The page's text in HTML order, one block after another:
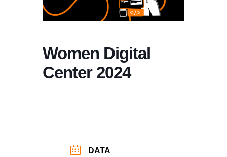
Women Digital
Center 2024
DATA